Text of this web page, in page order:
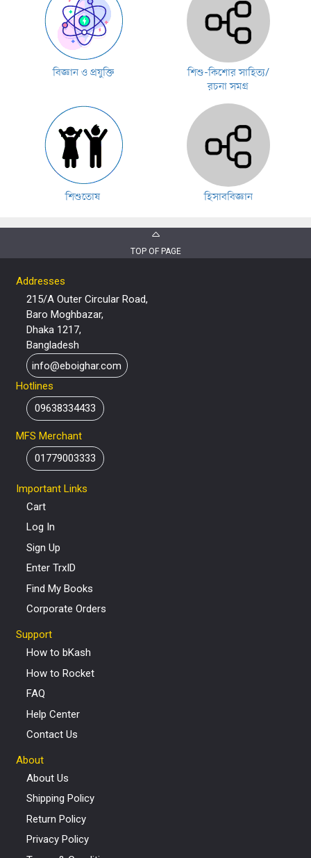
বিজ্ঞান ও প্রযুক্তি
শিশু-কিশোর সাহিত্য/
রচনা সমগ্র
শিশুতোষ হিসাববিজ্ঞান
TOP OF PAGE
Addresses
215/A Outer Circular Road,
Baro Moghbazar,
Dhaka 1217,
Bangladesh
info@eboighar.com
Hotlines
09638334433
MFS Merchant
01779003333
Important Links
Cart
Log In
Sign Up
Enter TrxID
Find My Books
Corporate Orders
Support
How to bKash
How to Rocket
FAQ
Help Center
Contact Us
About
About Us
Shipping Policy
Return Policy
Privacy Policy